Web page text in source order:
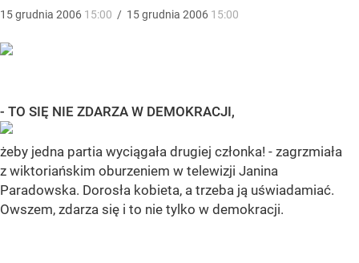
15grudnia 2006 15:00 / 15grudnia 2006 15:00
- TO SIĘ NIE ZDARZA W DEMOKRACJI,
żeby jedna partia wyciągała drugiej członka! - zagrzmiała
z wiktoriańskim oburzeniem w telewizji Janina
Paradowska. Dorosła kobieta, a trzeba ją uświadamiać.
Owszem, zdarza się i to nie tylko w demokracji.